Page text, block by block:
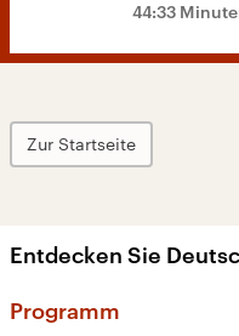
44:33
Zur Startseite
Entdecken Sie
Programm